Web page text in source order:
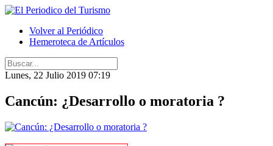
Volver al Periódico
Hemeroteca de Artículos
Lunes, 22 Julio 2019 07:19
Cancún: ¿Desarrollo o moratoria ?